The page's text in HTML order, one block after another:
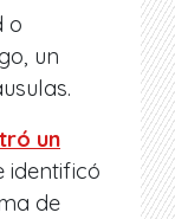
o
un
un
identificó
de